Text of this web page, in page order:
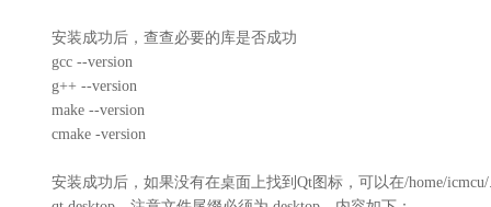
安装成功后，查查必要的库是否成功
gcc --version
g++ --version
make --version
cmake -version
安装成功后，如果没有在桌面上找到Qt图标，可以在/home/